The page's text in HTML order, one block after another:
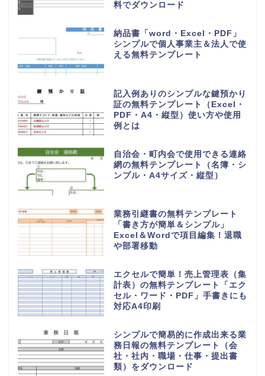
料でダウンロード
納品書「word・Excel・PDF」
シンプルで個人事業主＆法人で使
える無料テンプレート
記入例ありのシンプルな鍵預かり
証の無料テンプレート（Excel・
PDF・A4・縦型）使い方や使用
例とは
自治会・町内会で使用できる連絡
網の無料テンプレート（名簿・シ
ンプル・A4サイズ・縦型）
業務引継書の無料テンプレート
「書き方が簡単＆シンプル」
Excel＆Wordで項目編集！退職
や部署移動
エクセルで簡単！売上管理表（集
計表）の無料テンプレート「エク
セル・ワード・PDF」手書きにも
対応A4印刷
シンプルで簡易的に作成出来る業
務日報の無料テンプレート（会
社・社内・職場・仕事・提出書
類）をダウンロード